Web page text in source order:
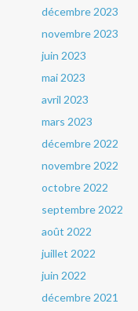
décembre 2023
novembre 2023
juin 2023
mai 2023
avril 2023
mars 2023
décembre 2022
novembre 2022
octobre 2022
septembre 2022
août 2022
juillet 2022
juin 2022
décembre 2021